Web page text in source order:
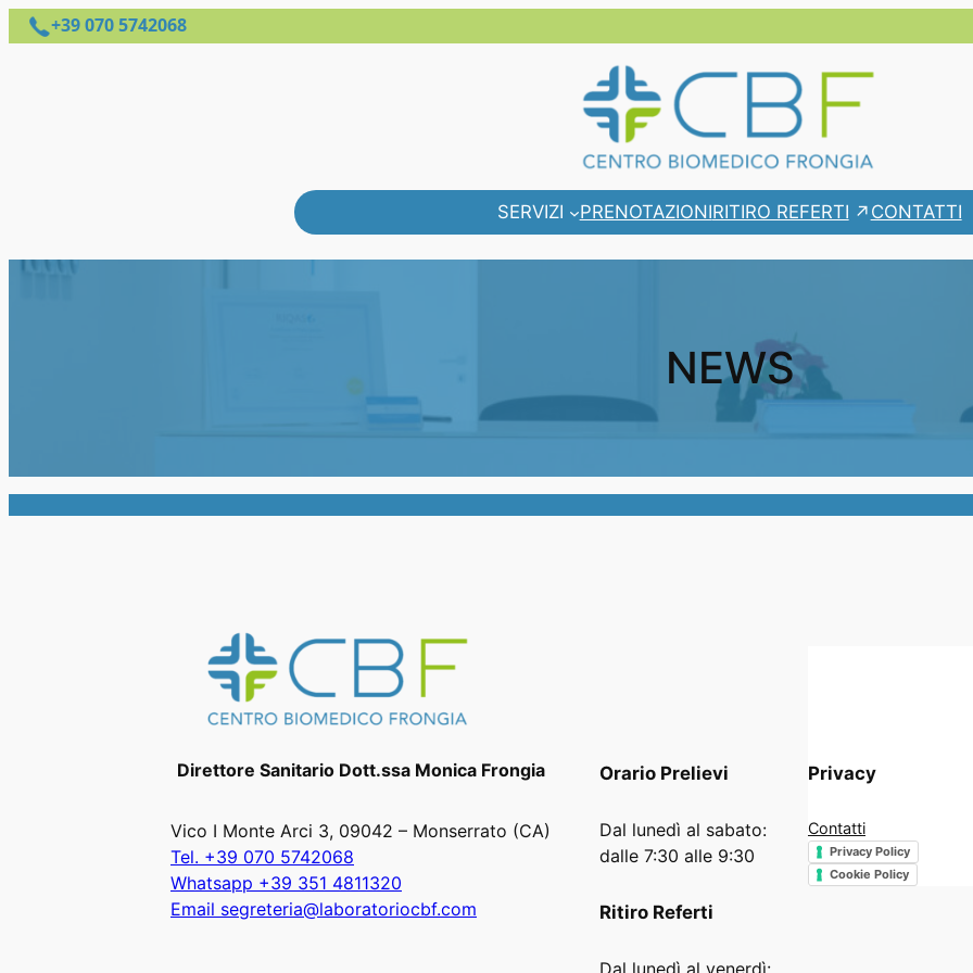
+39 070 5742068
SERVIZI PRENOTAZIONIRITIRO REFERTI CONTATTI
NEWS
Direttore Sanitario Dott.ssa Monica Frongia
Vico I Monte Arci 3, 09042 – Monserrato (CA)
Tel. +39 070 5742068
Whatsapp +39 351 4811320
Email segreteria@laboratoriocbf.com
Orario Prelievi
Dal lunedì al sabato:
dalle 7:30 alle 9:30
Ritiro Referti
Privacy
Contatti
Privacy Policy
Cookie Policy